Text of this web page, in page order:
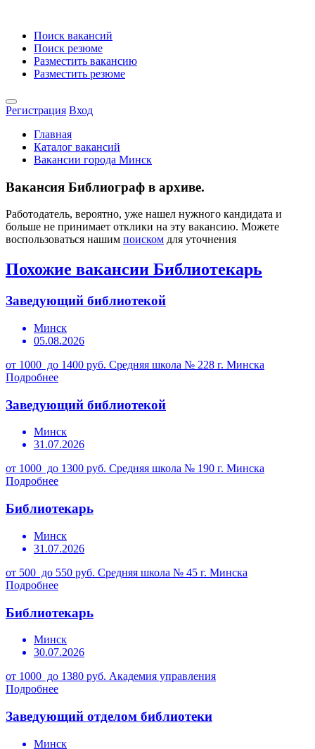
Поиск вакансий
Поиск резюме
Разместить вакансию
Разместить резюме
Регистрация Вход
Главная
Каталог вакансий
Вакансии города Минск
Вакансия Библиограф в архиве.
Работодатель, вероятно, уже нашел нужного кандидата и
больше не принимает отклики на эту вакансию. Можете
воспользоваться нашим поиском для уточнения
Похожие вакансии Библиотекарь
Заведующий библиотекой
Минск
05.08.2026
от 1000 до 1400 руб. Средняя школа № 228 г. Минска
Подробнее
Заведующий библиотекой
Минск
31.07.2026
от 1000 до 1300 руб. Средняя школа № 190 г. Минска
Подробнее
Библиотекарь
Минск
31.07.2026
от 500 до 550 руб. Средняя школа № 45 г. Минска
Подробнее
Библиотекарь
Минск
30.07.2026
от 1000 до 1380 руб. Академия управления
Подробнее
Заведующий отделом библиотеки
Минск